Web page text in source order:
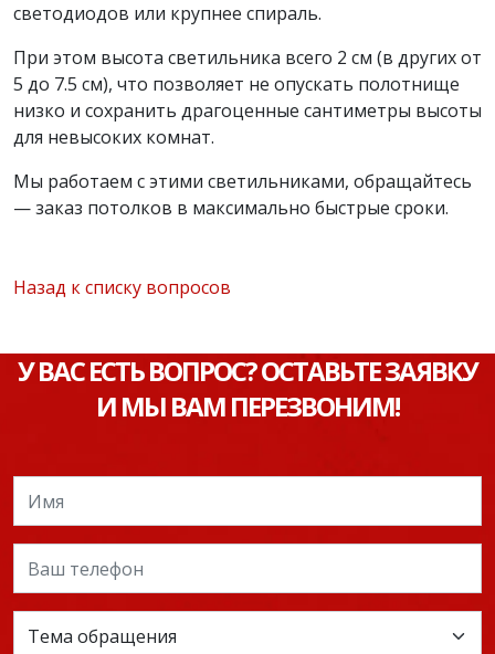
светодиодов или крупнее спираль.
При этом высота светильника всего 2 см (в других от
5 до 7.5 см), что позволяет не опускать полотнище
низко и сохранить драгоценные сантиметры высоты
для невысоких комнат.
Мы работаем с этими светильниками, обращайтесь
— заказ потолков в максимально быстрые сроки.
Назад к списку вопросов
У ВАС ЕСТЬ ВОПРОС? ОСТАВЬТЕ ЗАЯВКУ
И МЫ ВАМ ПЕРЕЗВОНИМ!